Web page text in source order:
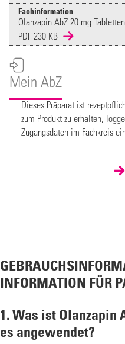
Fachinformation
Olanzapin AbZ 20 mg Tabletten,
PDF 230 KB
Mein AbZ
Dieses Präparat ist
zum Produkt zu erhalten,
Zugangsdaten im Fachkreis
INFORMATION FÜR
1. Was ist Olanzapin
es angewendet?